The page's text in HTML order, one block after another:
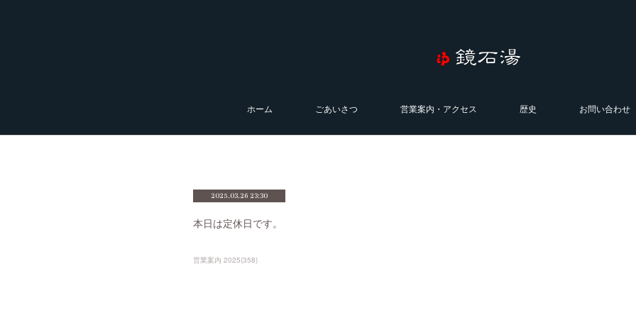
ホーム ごあいさつ 営業案内・アクセス 歴史 お問い合わせ
2025.03.26 23:30
本日は定休日です。
営業案内 2025(358)